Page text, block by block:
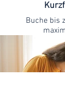
Buche bis